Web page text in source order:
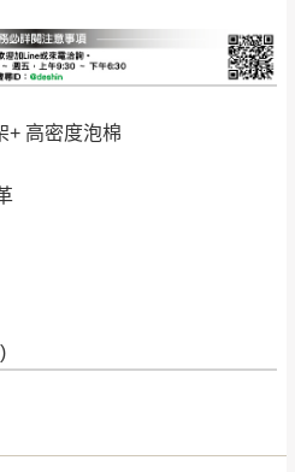
+ 高密度泡棉
以下：
產品另收運費
基隆山區
以上：免
以下：
：5~14天
、配送的問題，並非一般
法指定特定時間送達，司
省您的寶貴時間。
較為不易，故暫無法配送
寄出，另外約加上2~7個
假日將順延寄送。
於到貨日起七日內通知本